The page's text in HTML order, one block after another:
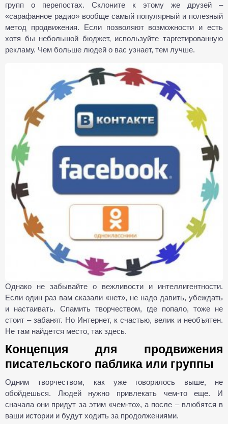
групп о перепостах. Склоните к этому же друзей –
«сарафанное радио» вообще самый популярный и полезный
метод продвижения. Если позволяют возможности и есть
хотя бы небольшой бюджет, используйте таргетированную
рекламу. Чем больше людей о вас узнает, тем лучше.
Однако не забывайте о вежливости и интеллигентности.
Если один раз вам сказали «нет», не надо давить, убеждать
и настаивать. Спамить творчеством, где попало, тоже не
стоит – забанят. Но Интернет, к счастью, велик и необъятен.
Не там найдется место, так здесь.
Концепция для продвижения
писательского паблика или группы
Одним творчеством, как уже говорилось выше, не
обойдешься. Людей нужно привлекать чем-то еще. И
сначала они придут за этим «чем-то», а после – влюбятся в
ваши истории и будут ходить за продолжениями.